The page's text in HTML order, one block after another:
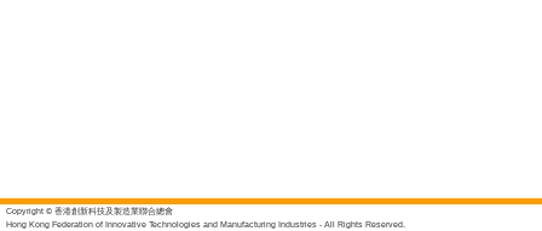
Copyright © 香港創新科技及製造業聯合總會
Hong Kong Federation of Innovative Technologies and Manufacturing Industries - All Rights Reserved.